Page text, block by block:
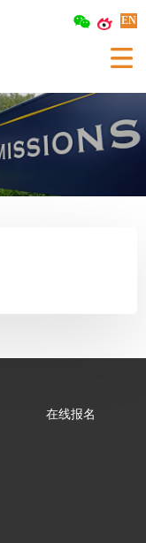
EN
在线报名